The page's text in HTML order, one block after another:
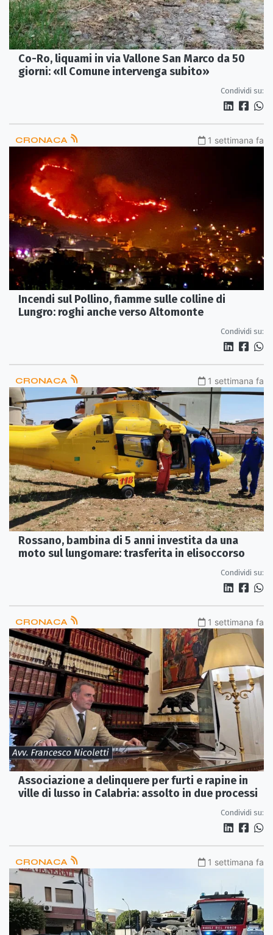
Co-Ro, liquami in via Vallone San Marco da 50
giorni: «Il Comune intervenga subito»
Condividi su:
CRONACA 1 settimana fa
Incendi sul Pollino, fiamme sulle colline di
Lungro: roghi anche verso Altomonte
Condividi su:
CRONACA 1 settimana fa
Rossano, bambina di 5 anni investita da una
moto sul lungomare: trasferita in elisoccorso
Condividi su:
CRONACA 1 settimana fa
Associazione a delinquere per furti e rapine in
ville di lusso in Calabria: assolto in due processi
Condividi su:
CRONACA 1 settimana fa